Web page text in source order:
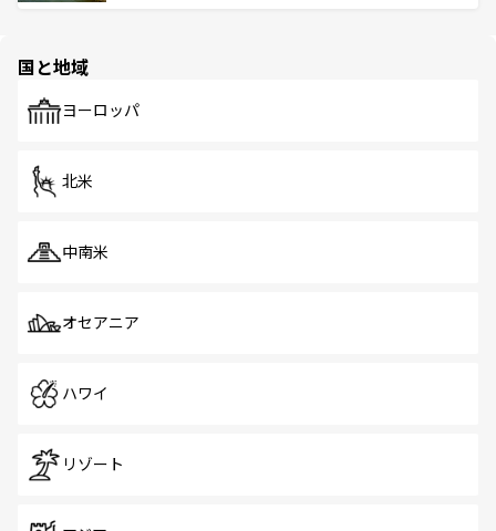
で、ホーカーズは地元の風情を楽しめる外せないスポット
国と地域
ヨーロッパ
北米
中南米
オセアニア
ハワイ
リゾート